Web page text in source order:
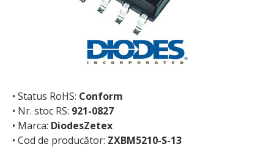
• Status RoHS: Conform
• Nr. stoc RS: 921-0827
• Marca: DiodesZetex
• Cod de producător: ZXBM5210-S-13